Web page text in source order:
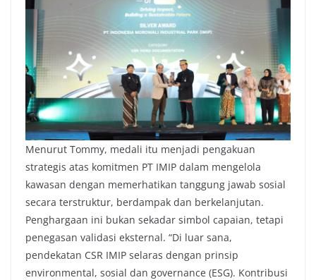
Menurut Tommy, medali itu menjadi pengakuan
strategis atas komitmen PT IMIP dalam mengelola
kawasan dengan memerhatikan tanggung jawab sosial
secara terstruktur, berdampak dan berkelanjutan.
Penghargaan ini bukan sekadar simbol capaian, tetapi
penegasan validasi eksternal. “Di luar sana,
pendekatan CSR IMIP selaras dengan prinsip
environmental, sosial dan governance (ESG). Kontribusi